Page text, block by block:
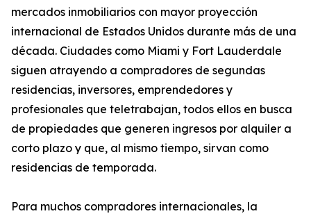
mercados inmobiliarios con mayor proyección
internacional de Estados Unidos durante más de una
década. Ciudades como Miami y Fort Lauderdale
siguen atrayendo a compradores de segundas
residencias, inversores, emprendedores y
profesionales que teletrabajan, todos ellos en busca
de propiedades que generen ingresos por alquiler a
corto plazo y que, al mismo tiempo, sirvan como
residencias de temporada.
Para muchos compradores internacionales, la